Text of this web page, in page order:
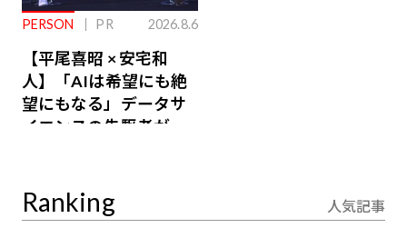
PERSON PR 2026.8.6
【平尾喜昭 × 安宅和
人】「AIは希望にも絶
望にもなる」データサ
イエンスの先駆者が語
Ranking 人気記事